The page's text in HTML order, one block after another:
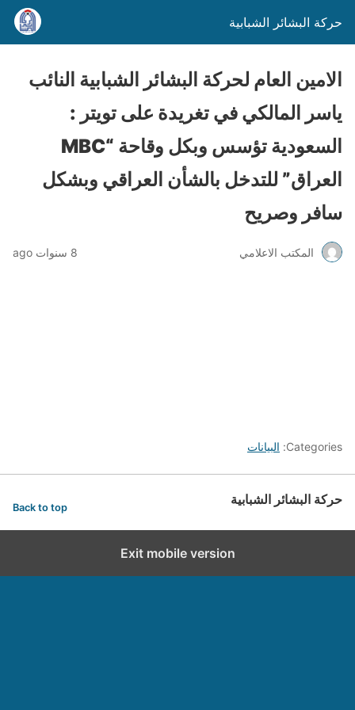
حركة البشائر الشبابية
الامين العام لحركة البشائر الشبابية النائب
ياسر المالكي في تغريدة على تويتر :
السعودية تؤسس وبكل وقاحة “MBC
العراق” للتدخل بالشأن العراقي وبشكل
سافر وصريح
المكتب الاعلامي 8 سنوات ago
Categories: البيانات
حركة البشائر الشبابية Back to top
Exit mobile version